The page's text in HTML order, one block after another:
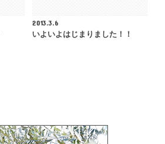
2013.3.6
いよいよはじまりました！！